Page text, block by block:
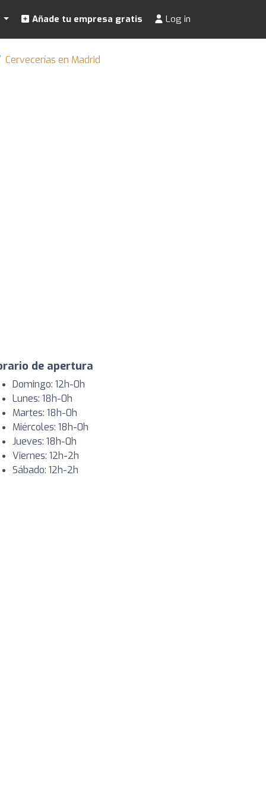
Añade tu empresa gratis Log in
Cervecerías en Madrid
de apertura
Domingo: 12h-0h
Lunes: 18h-0h
Martes: 18h-0h
Miércoles: 18h-0h
Jueves: 18h-0h
Viernes: 12h-2h
Sábado: 12h-2h